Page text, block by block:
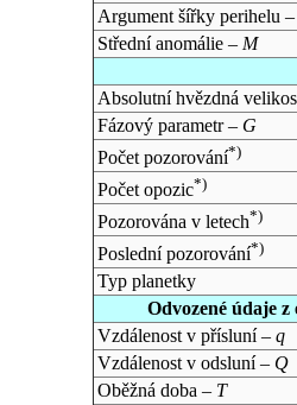
Argument šířky perihelu
Střední anomálie – M
Absolutní hvězdná
Fázový parametr – G
Počet pozorování*)
Počet opozic*)
Pozorována v letech*)
Poslední pozorování*)
Typ planetky
Odvozené údaje
Vzdálenost v přísluní – q
Vzdálenost v odsluní – Q
Oběžná doba – T